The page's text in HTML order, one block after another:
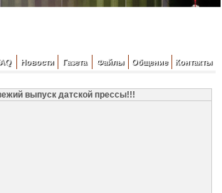
Новости Газета Файлы Общение Контакты
выпуск датской прессы!!!